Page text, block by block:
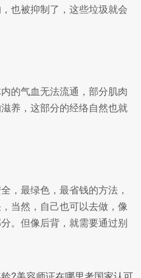
也被抑制了，这些垃圾就会
的气血无法流通，部分肌肉
养，这部分的经络自然也就
，最绿色，最省钱的方法，
当然，自己也可以去做，像
。但像后背，就需要通过别